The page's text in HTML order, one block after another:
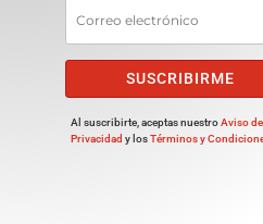
SUSCRIBIRME
Al suscribirte, aceptas nuestroAviso de
Privacidad y losTérminos y